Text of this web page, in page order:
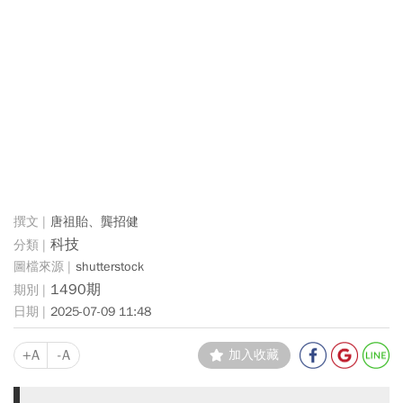
唐祖貽、龔招健
科技
shutterstock
1490期
2025-07-09 11:48
+A -A 加入收藏